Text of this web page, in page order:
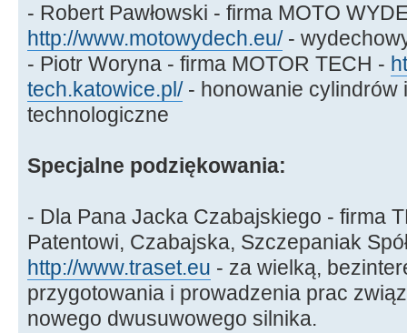
- Robert Pawłowski - firma MOTO
http://www.motowydech.eu/-
- Piotr Woryna - firma MOTOR TECH -
tech.katowice.pl/- honowanie cylindrów
technologiczne
Specjalne podziękowania:
- Dla Pana Jacka Czabajskiego - firma
Patentowi, Czabajska, Szczepaniak
http://www.traset.eu - za wielką,
przygotowania i prowadzenia prac
nowego dwusuwowego silnika.